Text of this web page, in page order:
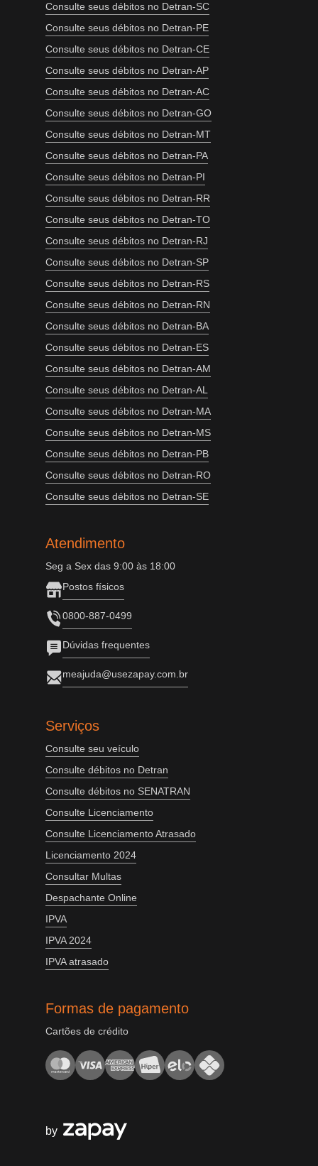
Consulte seus débitos no Detran-SC
Consulte seus débitos no Detran-PE
Consulte seus débitos no Detran-CE
Consulte seus débitos no Detran-AP
Consulte seus débitos no Detran-AC
Consulte seus débitos no Detran-GO
Consulte seus débitos no Detran-MT
Consulte seus débitos no Detran-PA
Consulte seus débitos no Detran-PI
Consulte seus débitos no Detran-RR
Consulte seus débitos no Detran-TO
Consulte seus débitos no Detran-RJ
Consulte seus débitos no Detran-SP
Consulte seus débitos no Detran-RS
Consulte seus débitos no Detran-RN
Consulte seus débitos no Detran-BA
Consulte seus débitos no Detran-ES
Consulte seus débitos no Detran-AM
Consulte seus débitos no Detran-AL
Consulte seus débitos no Detran-MA
Consulte seus débitos no Detran-MS
Consulte seus débitos no Detran-PB
Consulte seus débitos no Detran-RO
Consulte seus débitos no Detran-SE
Atendimento
Seg a Sex das 9:00 às 18:00
Postos físicos
0800-887-0499
Dúvidas frequentes
meajuda@usezapay.com.br
Serviços
Consulte seu veículo
Consulte débitos no Detran
Consulte débitos no SENATRAN
Consulte Licenciamento
Consulte Licenciamento Atrasado
Licenciamento 2024
Consultar Multas
Despachante Online
IPVA
IPVA 2024
IPVA atrasado
Formas de pagamento
Cartões de crédito
by